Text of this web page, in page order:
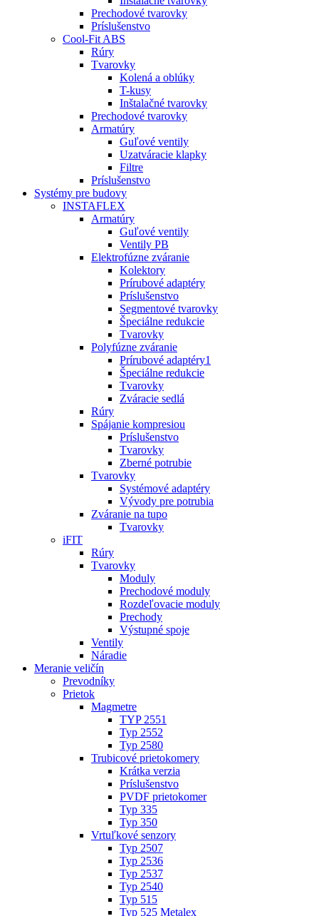
Prechodové tvarovky
Príslušenstvo
Cool-Fit ABS
Rúry
Tvarovky
Kolená a oblúky
T-kusy
Inštalačné tvarovky
Prechodové tvarovky
Armatúry
Guľové ventily
Uzatváracie klapky
Filtre
Príslušenstvo
Systémy pre budovy
INSTAFLEX
Armatúry
Guľové ventily
Ventily PB
Elektrofúzne zváranie
Kolektory
Prírubové adaptéry
Príslušenstvo
Segmentové tvarovky
Špeciálne redukcie
Tvarovky
Polyfúzne zváranie
Prírubové adaptéry1
Špeciálne redukcie
Tvarovky
Zváracie sedlá
Rúry
Spájanie kompresiou
Príslušenstvo
Tvarovky
Zberné potrubie
Tvarovky
Systémové adaptéry
Vývody pre potrubia
Zváranie na tupo
Tvarovky
iFIT
Rúry
Tvarovky
Moduly
Prechodové moduly
Rozdeľovacie moduly
Prechody
Výstupné spoje
Ventily
Náradie
Meranie veličín
Prevodníky
Prietok
Magmetre
TYP 2551
Typ 2552
Typ 2580
Trubicové prietokomery
Krátka verzia
Príslušenstvo
PVDF prietokomer
Typ 335
Typ 350
Vrtuľkové senzory
Typ 2507
Typ 2536
Typ 2537
Typ 2540
Typ 515
Typ 525 Metalex